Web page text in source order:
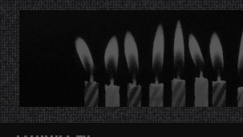
¿QUÉ ES ESTO?